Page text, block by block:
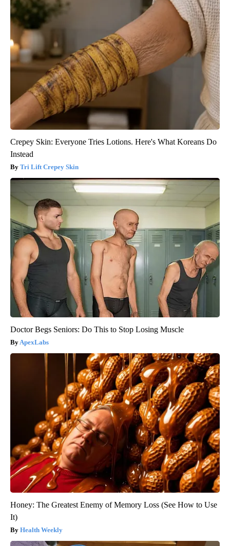
Crepey Skin: Everyone Tries Lotions. Here's What Koreans Do
Instead
Tri Lift Crepey Skin
Doctor Begs Seniors: Do This to Stop Losing Muscle
ApexLabs
Honey: The Greatest Enemy of Memory Loss (See How to Use
It)
Health Weekly